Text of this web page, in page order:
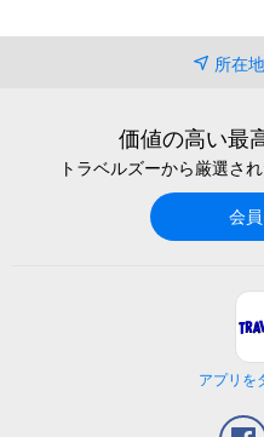
所在
価値の高い最
トラベルズーから厳選さ
会
アプリを